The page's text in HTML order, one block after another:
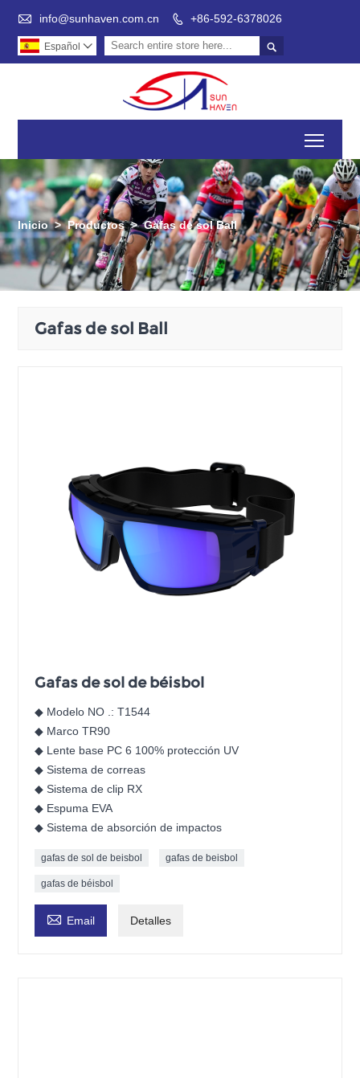
 info@sunhaven.com.cn  +86-592-6378026

Español 
Inicio > Productos > Gafas de sol Ball
Gafas de sol Ball
Gafas de sol de béisbol
◆ Modelo NO .: T1544
◆ Marco TR90
◆ Lente base PC 6 100% protección UV
◆ Sistema de correas
◆ Sistema de clip RX
◆ Espuma EVA
◆ Sistema de absorción de impactos
gafas de sol de beisbol gafas de beisbol
gafas de béisbol
 Email Detalles